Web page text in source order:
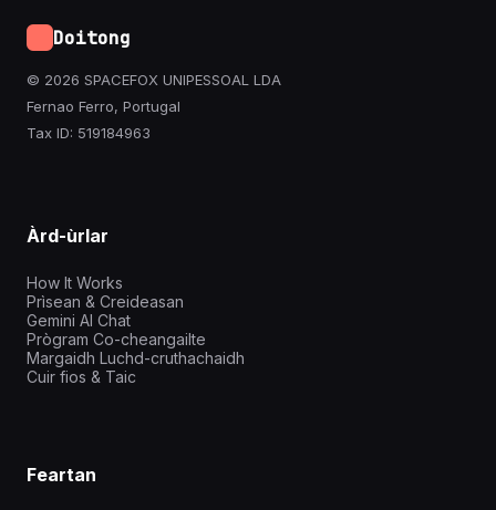
Doitong
© 2026 SPACEFOX UNIPESSOAL LDA
Fernao Ferro, Portugal
Tax ID: 519184963
Àrd-ùrlar
How It Works
Prìsean & Creideasan
Gemini AI Chat
Prògram Co-cheangailte
Margaidh Luchd-cruthachaidh
Cuir fios & Taic
Feartan